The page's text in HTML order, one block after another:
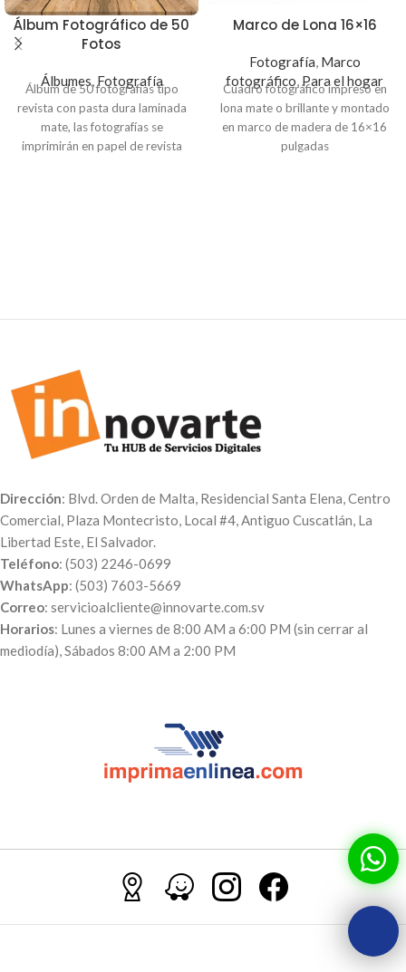
Álbum Fotográfico de 50
Fotos
Álbumes,Fotografía
Álbum de 50 fotografías tipo
revista con pasta dura laminada
mate, las fotografías se
imprimirán en papel de revista
interesante con un photobook.
Marco de Lona 16×16
Fotografía, Marco
fotográfico,Para el hogar
Cuadro fotográfico impreso en
lona mate o brillante y montado
en marco de madera de 16×16
pulgadas
Dirección: Blvd. Orden de Malta, Residencial Santa Elena, Centro
Comercial, Plaza Montecristo, Local #4, Antiguo Cuscatlán, La
Libertad Este, El Salvador.
Teléfono: (503) 2246-0699
WhatsApp: (503) 7603-5669
Correo: servicioalcliente@innovarte.com.sv
Horarios: Lunes a viernes de 8:00 AM a 6:00 PM (sin cerrar al
mediodía), Sábados 8:00 AM a 2:00 PM